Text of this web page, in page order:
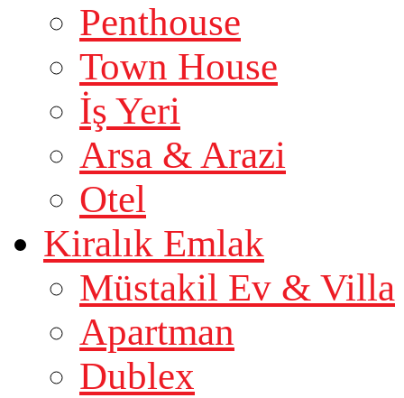
Penthouse
Town House
İş Yeri
Arsa & Arazi
Otel
Kiralık Emlak
Müstakil Ev & Villa
Apartman
Dublex